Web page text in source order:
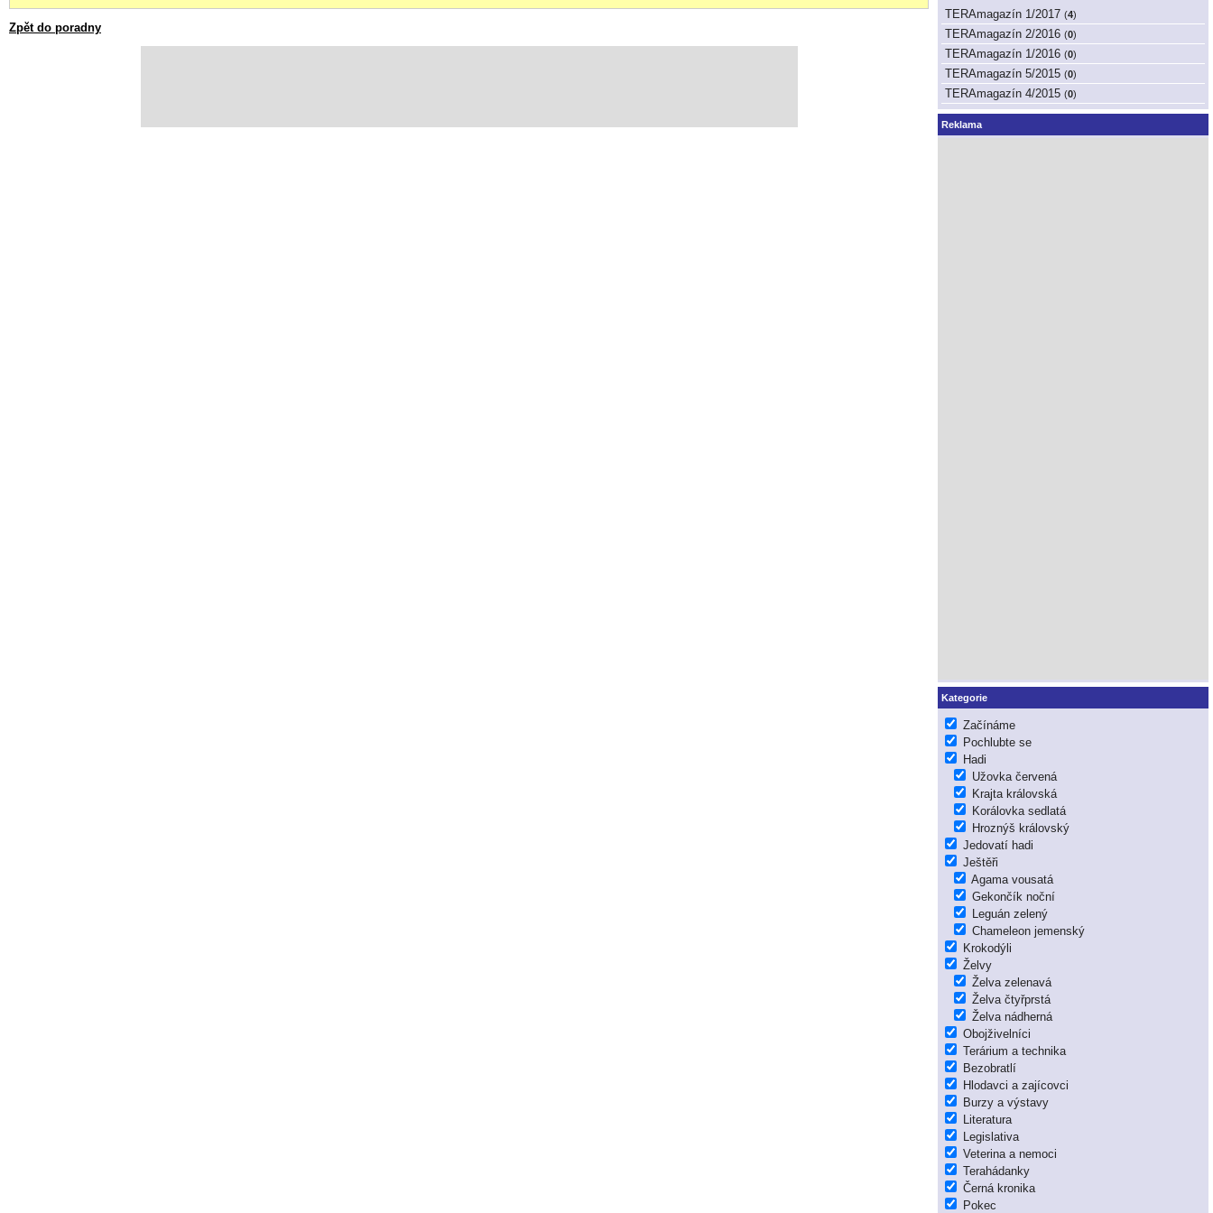
Zpět do poradny
TERAmagazín 1/2017 (4)
TERAmagazín 2/2016 (0)
TERAmagazín 1/2016 (0)
TERAmagazín 5/2015 (0)
TERAmagazín 4/2015 (0)
Reklama
Kategorie
Začínáme
Pochlubte se
Hadi
Užovka červená
Krajta královská
Korálovka sedlatá
Hroznýš královský
Jedovatí hadi
Ještěři
Agama vousatá
Gekončík noční
Leguán zelený
Chameleon jemenský
Krokodýli
Želvy
Želva zelenavá
Želva čtyřprstá
Želva nádherná
Obojživelníci
Terárium a technika
Bezobratlí
Hlodavci a zajícovci
Burzy a výstavy
Literatura
Legislativa
Veterina a nemoci
Terahádanky
Černá kronika
Pokec